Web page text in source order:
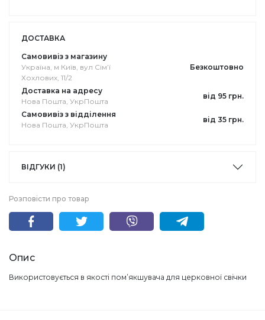
ДОСТАВКА
Самовивіз з магазину
Україна, м Київ, вул Сімʼї
Хохлових, 11/2
Безкоштовно
Доставка на адресу
Нова Пошта, УкрПошта
від 95 грн.
Самовивіз з відділення
Нова Пошта, УкрПошта
від 35 грн.
ВІДГУКИ (1)
Розповісти про товар
Опис
Використовується в якості помʼякшувача для церковної свічки